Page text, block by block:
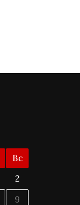
Вс
2
9